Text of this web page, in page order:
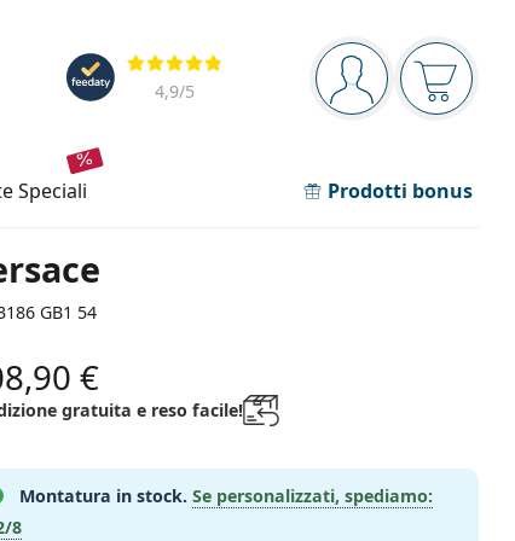
Barra di navigazione
sei connesso
Il
Valutazione
4,9/5
speciali Prodotti bonus
GB1 54
€
gratuita e reso facile!
Montatura in stock. Se personalizzati, spediamo:
8